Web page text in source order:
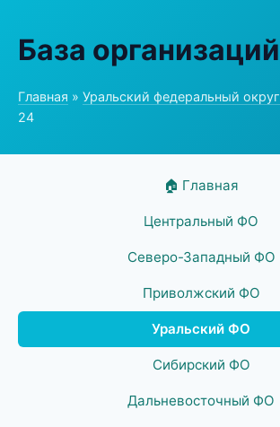
База организаций
Главная » Уральский федеральный округ
24
🏠 Главная
Центральный ФО
Северо-Западный ФО
Приволжский ФО
Уральский ФО
Сибирский ФО
Дальневосточный ФО